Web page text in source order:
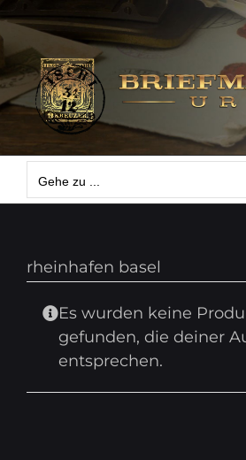
Zum
Inhalt
springen
Gehe zu ...
Gehe zu ...
rheinhafen basel
Es wurden keine
gefunden, die deiner
entsprechen.